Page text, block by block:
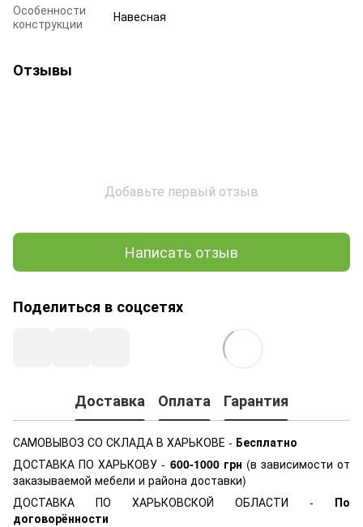
Особенности
конструкции
Навесная
Отзывы
Добавьте первый отзыв
Написать отзыв
Поделиться в соцсетях
Доставка Оплата Гарантия
САМОВЫВОЗ СО СКЛАДА В ХАРЬКОВЕ - Бесплатно
ДОСТАВКА ПО ХАРЬКОВУ - 600-1000грн (в зависимости от
заказываемой мебели и района доставки)
ДОСТАВКА ПО ХАРЬКОВСКОЙ ОБЛАСТИ - По
договорённости